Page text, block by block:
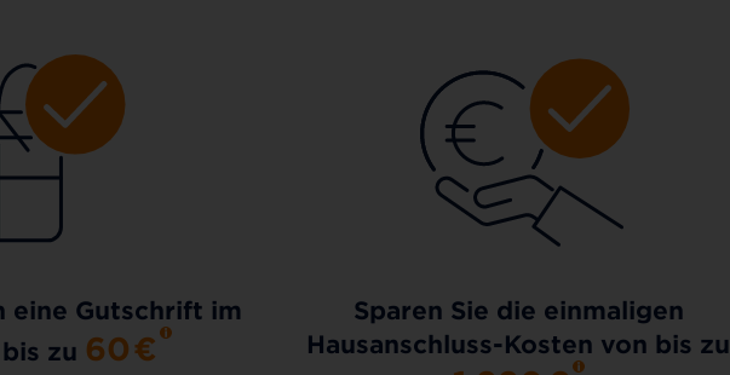
eine Gutschrift im
zu 60€
Sparen Sie die einmaligen
Hausanschluss-Kosten von bis zu